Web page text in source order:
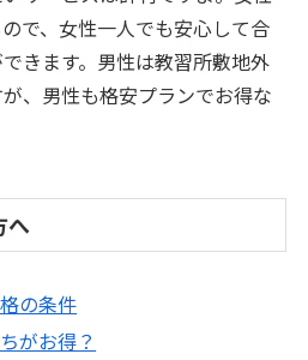
で、女性一人でも安心して合
きます。男性は教習所敷地外
、男性も格安プランでお得な
へ
の条件
がお得？